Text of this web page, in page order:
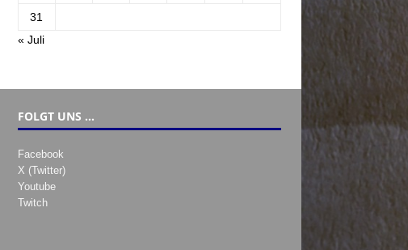
31
« Juli
FOLGT UNS …
Facebook
X (Twitter)
Youtube
Twitch